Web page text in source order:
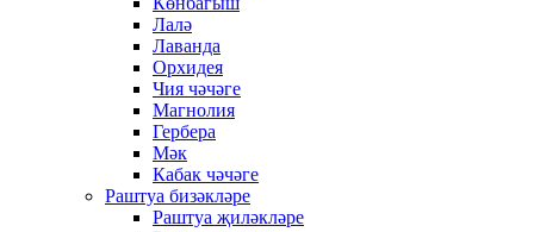
Лалә
Лаванда
Орхидея
Чия чәчәге
Магнолия
Гербера
Мәк
Кабак чәчәге
Раштуа бизәкләре
Раштуа җиләкләре